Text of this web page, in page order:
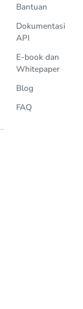
Bantuan
Dokumentasi
API
E-book dan
Whitepaper
Blog
FAQ